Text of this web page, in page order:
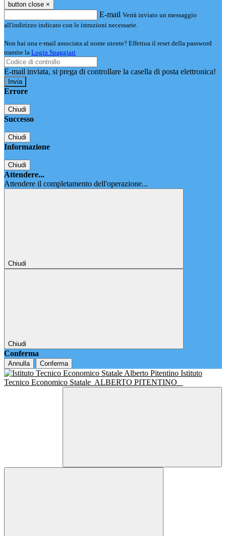
button close ×
E-mail Verrà inviato un messaggio
all'indirizzo indicato con le istruzioni necessarie.
Non hai una e-mail associata al nome utente? Effettua il reset della password
tramite la Login Spaggiari
E-mail inviata, si prega di controllare la casella di posta elettronica!
Errore
Chiudi
Successo
Chiudi
Informazione
Chiudi
Attendere...
Attendere il completamento dell'operazione...
Chiudi
Chiudi
Conferma
Annulla Conferma
Istituto
Tecnico Economico Statale ALBERTO PITENTINO